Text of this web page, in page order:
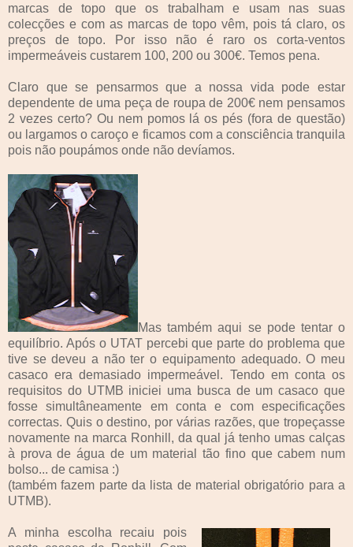
marcas de topo que os trabalham e usam nas suas
colecções e com as marcas de topo vêm, pois tá claro, os
preços de topo. Por isso não é raro os corta-ventos
impermeáveis custarem 100, 200 ou 300€. Temos pena.
Claro que se pensarmos que a nossa vida pode estar
dependente de uma peça de roupa de 200€ nem pensamos
2 vezes certo? Ou nem pomos lá os pés (fora de questão)
ou largamos o caroço e ficamos com a consciência tranquila
pois não poupámos onde não devíamos.
Mas também aqui se pode tentar o
equilíbrio. Após o UTAT percebi que parte do problema que
tive se deveu a não ter o equipamento adequado. O meu
casaco era demasiado impermeável. Tendo em conta os
requisitos do UTMB iniciei uma busca de um casaco que
fosse simultâneamente em conta e com especificações
correctas. Quis o destino, por várias razões, que tropeçasse
novamente na marca Ronhill, da qual já tenho umas calças
à prova de água de um material tão fino que cabem num
bolso... de camisa :)
(também fazem parte da lista de material obrigatório para a
UTMB).
A minha escolha recaiu pois